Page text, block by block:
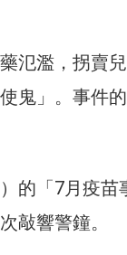
氾濫，拐賣
鬼」。事件
的「7月疫苗
敲響警鐘。